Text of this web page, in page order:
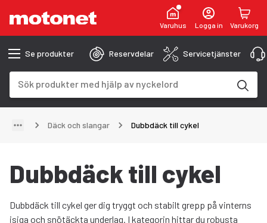
Varuhus Logga in Varukorg
Se produkter Reservdelar Servicetjänster
Däck och slangar Dubbdäck till cykel
Dubbdäck till cykel
Dubbdäck till cykel ger dig tryggt och stabilt grepp på vinterns
isiga och snötäckta underlag. I kategorin hittar du robusta